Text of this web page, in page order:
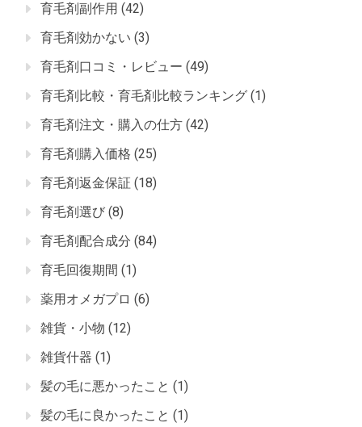
育毛剤副作用 (42)
育毛剤効かない (3)
育毛剤口コミ・レビュー (49)
育毛剤比較・育毛剤比較ランキング (1)
育毛剤注文・購入の仕方 (42)
育毛剤購入価格 (25)
育毛剤返金保証 (18)
育毛剤選び (8)
育毛剤配合成分 (84)
育毛回復期間 (1)
薬用オメガプロ (6)
雑貨・小物 (12)
雑貨什器 (1)
髪の毛に悪かったこと (1)
髪の毛に良かったこと (1)